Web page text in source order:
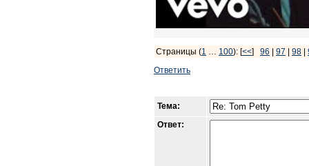
Страницы (1 … 100): [<<] 96 97 98
Ответить
Тема:
Ответ: